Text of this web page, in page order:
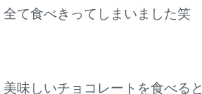
全て食べきってしまいました笑
美味しいチョコレートを食べると